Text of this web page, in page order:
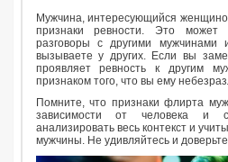
Мужчина, интересующийся
признаки ревности. Это
разговоры с другими мужчинами
вызываете у других. Если вы
проявляет ревность к другим
признаком того, что вы ему
Помните, что признаки флирта
зависимости от человека и
анализировать весь контекст и
мужчины. Не удивляйтесь и